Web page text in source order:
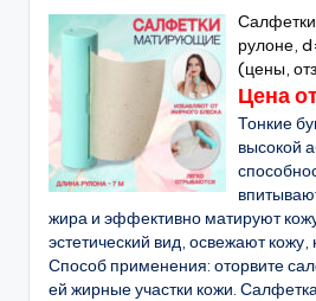
рулоне,
(цены,
Цена
Тонкие
высокой
жира и эффективно матируют
эстетический вид, освежают
Способ применения: оторвите
ей жирные участки кожи. Салфетка